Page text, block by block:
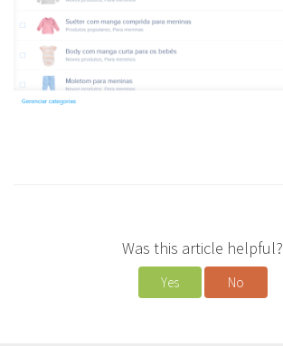
Was this article helpful?
Yes No